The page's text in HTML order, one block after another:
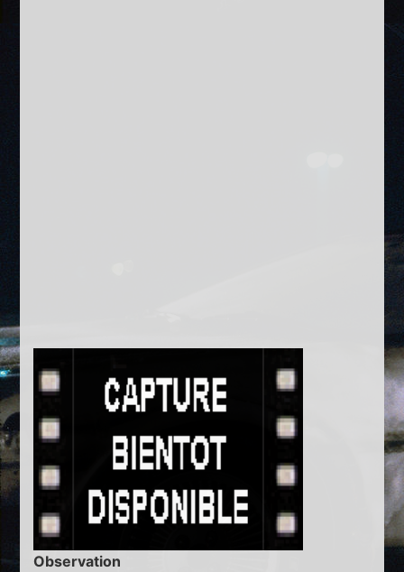
Observation